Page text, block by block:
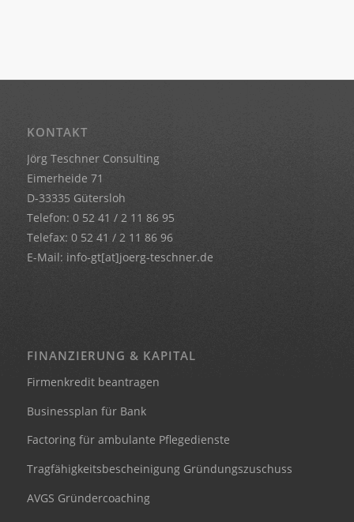
KONTAKT
Jörg Teschner Consulting
Eimerheide 71
D-33335 Gütersloh
Telefon: 0 52 41 / 2 11 86 95
Telefax: 0 52 41 / 2 11 86 96
E-Mail: info-gt[at]joerg-teschner.de
FINANZIERUNG & KAPITAL
Firmenkredit beantragen
Businessplan für Bank
Factoring für ambulante Pflegedienste
Tragfähigkeitsbescheinigung Gründungszuschuss
AVGS Gründercoaching